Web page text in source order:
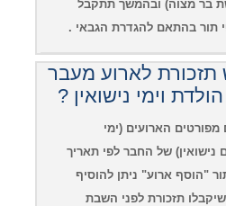
בר מצוה) ובהמשך תתקבל
תור בהתאם להגדרת הגבאי .
תזכורת לארוע מעבר
וימי נישואין ?
הארועים (ימי
נישואין) של החבר לפי תאריך
"הוסף ארוע" ניתן להוסיף
תזכורת לפני השבת